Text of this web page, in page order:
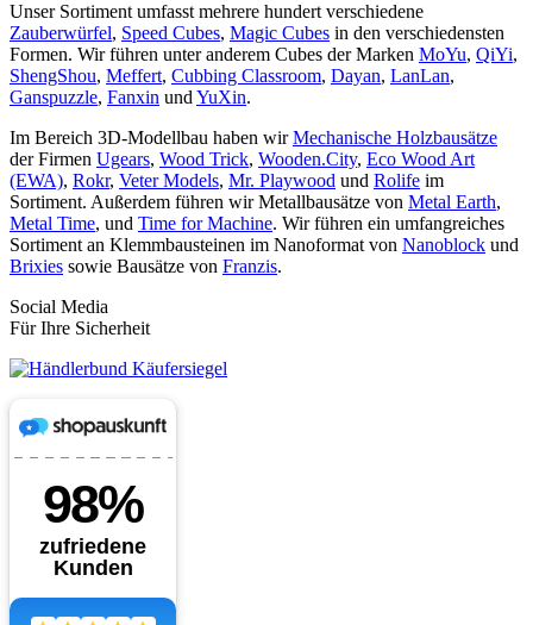
Unser Sortiment umfasst mehrere hundert verschiedene
Zauberwürfel, Speed Cubes, Magic Cubes in den verschiedensten
Formen. Wir führen unter anderem Cubes der Marken MoYu, QiYi,
ShengShou, Meffert, Cubbing Classroom, Dayan, LanLan,
Ganspuzzle, Fanxin und YuXin.
Im Bereich 3D-Modellbau haben wirMechanische Holzbausätze
der Firmen Ugears, Wood Trick, Wooden.City, Eco Wood Art
(EWA), Rokr, Veter Models, Mr. Playwood und Rolife im
Sortiment. Außerdem führen wir Metallbausätze von Metal Earth,
Metal Time, und Time for Machine. Wir führen ein umfangreiches
Sortiment an Klemmbausteinen im Nanoformat von Nanoblock und
Brixies sowie Bausätze von Franzis.
Social Media
Für Ihre Sicherheit